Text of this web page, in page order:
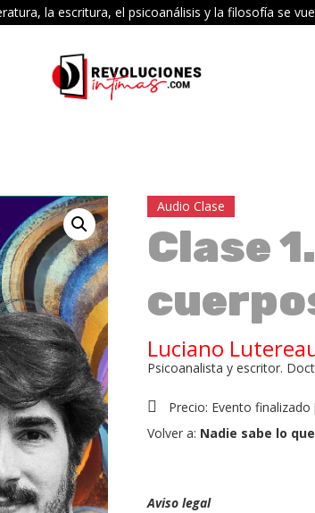
la escritura, el psicoanálisis y la filosofía se
Audio Clase
Clase
Luciano
Psicoanalista y escritor.
Precio: Evento finalizado
Volver a: Nadie sabe lo
Aviso legal